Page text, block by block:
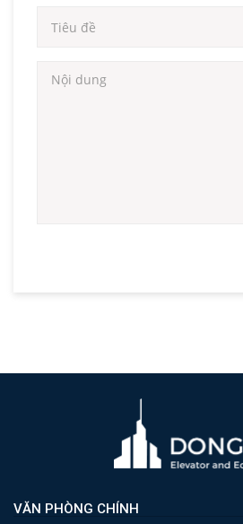
VĂN PHÒNG CHÍNH